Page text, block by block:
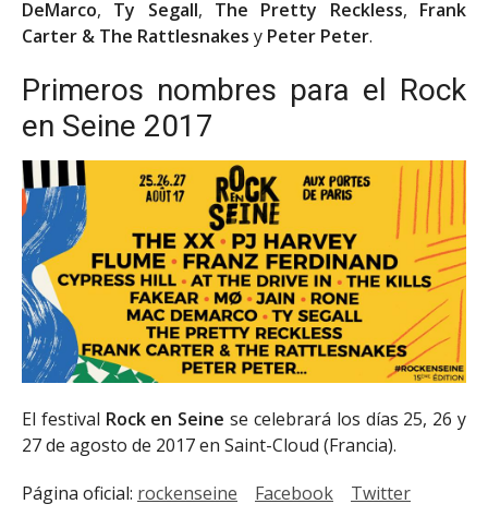
DeMarco, Ty Segall, The Pretty Reckless, Frank
Carter & The Rattlesnakes y Peter Peter.
Primeros nombres para el Rock
en Seine 2017
El festival Rock en Seine se celebrará los días 25, 26 y
27 de agosto de 2017 en Saint-Cloud (Francia).
Página oficial: rockenseine Facebook Twitter